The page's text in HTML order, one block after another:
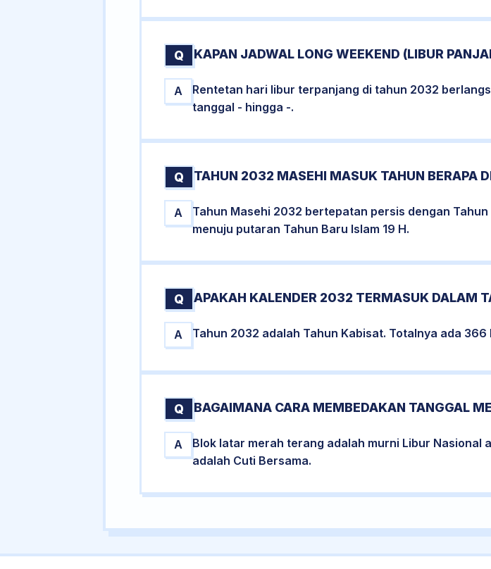
Q KAPAN JADWAL LONG WEEKEND (LIBUR
A
Rentetan hari libur terpanjang di tahun 2032
tanggal - hingga -.
Q TAHUN 2032 MASEHI MASUK TAHUN BERAPA
A
Tahun Masehi 2032 bertepatan persis dengan
menuju putaran Tahun Baru Islam 19 H.
Q APAKAH KALENDER 2032 TERMASUK DALAM
A Tahun 2032 adalah Tahun Kabisat. Totalnya ada 366
Q BAGAIMANA CARA MEMBEDAKAN TANGGAL
A
Blok latar merah terang adalah murni Libur Nasional
adalah Cuti Bersama.